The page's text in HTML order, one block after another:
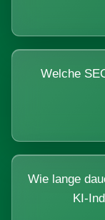
Welche
Wie lange
KI-